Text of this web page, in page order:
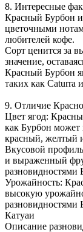
8. Интересные
Красный Бурбон
цветочными
любителей кофе.
Сорт ценится за
значение,
Красный Бурбон
таких как Caturra
9. Отличие
Цвет ягод:
как Бурбон может
красный, желтый
Вкусовой
и выраженный
разновидностями
Урожайность:
высокую
разновидностями
Катуаи
Описание